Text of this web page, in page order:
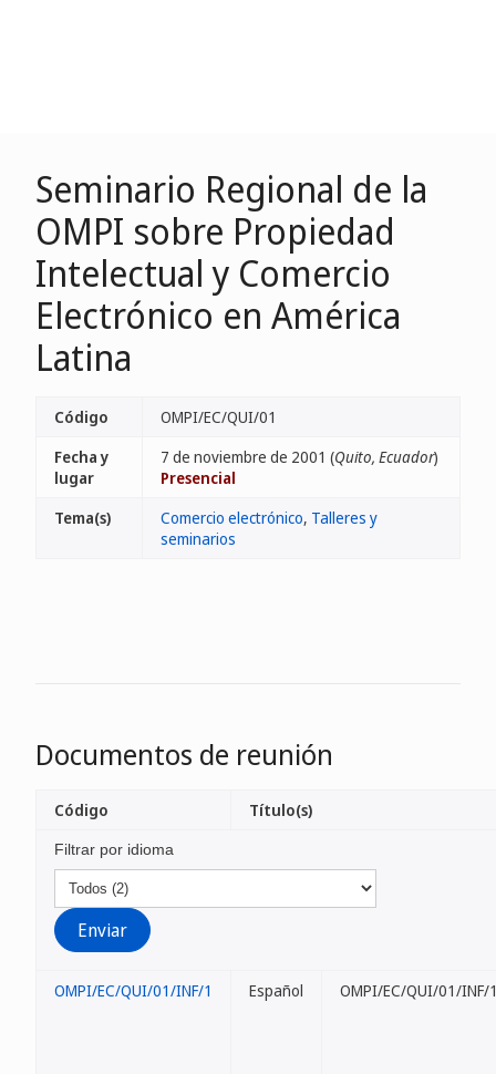
Seminario Regional de la
OMPI sobre Propiedad
Intelectual y Comercio
Electrónico en América
Latina
Código
OMPI/EC/QUI/01
Fecha y
lugar
7 de noviembre de 2001 (Quito, Ecuador)
Presencial
Tema(s)
Comercio electrónico, Talleres y
seminarios
Documentos de reunión
Filtrar por idioma
Código Título(s)
OMPI/EC/QUI/01/INF/1 Español OMPI/EC/QUI/01/INF/